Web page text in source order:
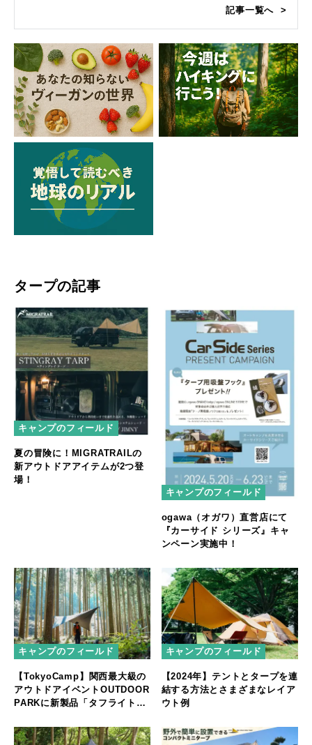
記事一覧へ
タープの記事
キャンプのフィールド
夏の冒険に！MIGRATRAILの
新アウトドアアイテムが2つ登
場！
キャンプのフィールド
ogawa（オガワ）直営店にて
『カーサイド シリーズ』キャ
ンペーン実施中！
キャンプのフィールド
【TokyoCamp】関西最大級の
アウトドアイベントOUTDOOR
PARKに新製品「タフライトボ
スタープ」など出展
キャンプのフィールド
【2024年】テントとタープを連
結する方法とさまざまなレイア
ウト例